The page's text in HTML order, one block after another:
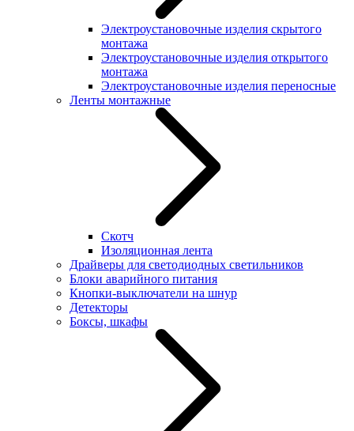
Электроустановочные изделия скрытого
монтажа
Электроустановочные изделия открытого
монтажа
Электроустановочные изделия переносные
Ленты монтажные
Скотч
Изоляционная лента
Драйверы для светодиодных светильников
Блоки аварийного питания
Кнопки-выключатели на шнур
Детекторы
Боксы, шкафы